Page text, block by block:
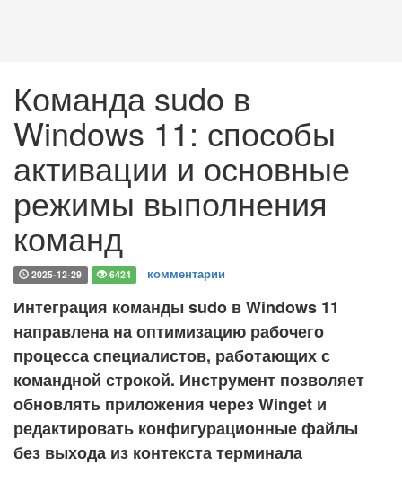
Команда sudo в
Windows 11: способы
активации и основные
режимы выполнения
команд
2025-12-29 6424 комментарии
Интеграция команды sudo в Windows 11
направлена на оптимизацию рабочего
процесса специалистов, работающих с
командной строкой. Инструмент позволяет
обновлять приложения через Winget и
редактировать конфигурационные файлы
без выхода из контекста терминала